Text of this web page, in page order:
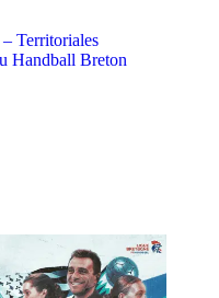
Territoriales
Handball Breton